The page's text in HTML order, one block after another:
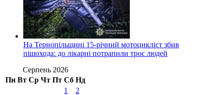
На Тернопільщині 15-річний мотоцикліст збив
пішохода: до лікарні потрапили троє людей
Серпень 2026
Пн Вт Ср Чт Пт Сб Нд
1
2